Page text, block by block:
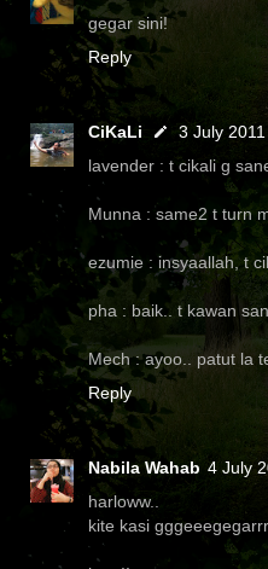
gegar sini!
Reply
CiKaLi
3 July
lavender : t cikali g
Munna : same2 t turn
ezumie : insyaallah, t
pha : baik.. t kawan
Mech : ayoo.. patut la
Reply
Nabila Wahab 4 July
harloww..
kite kasi